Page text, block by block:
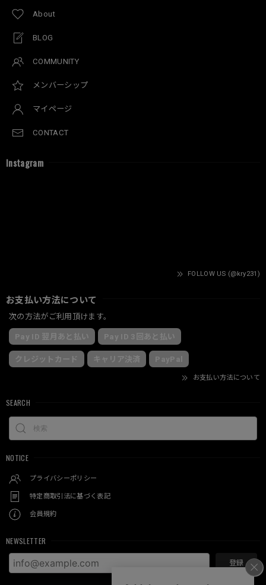
About
BLOG
COMMUNITY
メンバーシップ
マイページ
CONTACT
Instagram
FOLLOW US (@kry231)
お支払い方法について
次の方法がご利用頂けます。
Pay ID 翌月あと払い Pay ID 3回あと払い
クレジットカード キャリア決済 PayPal
お支払い方法について
SEARCH
NOTICE
プライバシーポリシー
特定商取引法に基づく表記
会員規約
NEWSLETTER
登録